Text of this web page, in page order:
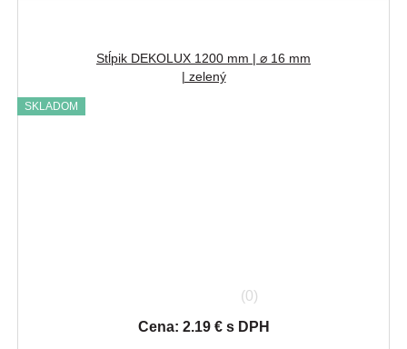
Stĺpik DEKOLUX 1200 mm | ⌀ 16 mm
| zelený
SKLADOM
(0)
Cena: 2.19 € s DPH